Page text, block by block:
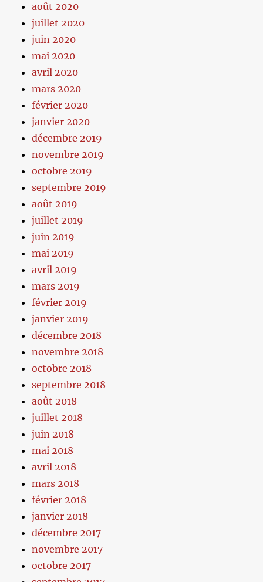
août 2020
juillet 2020
juin 2020
mai 2020
avril 2020
mars 2020
février 2020
janvier 2020
décembre 2019
novembre 2019
octobre 2019
septembre 2019
août 2019
juillet 2019
juin 2019
mai 2019
avril 2019
mars 2019
février 2019
janvier 2019
décembre 2018
novembre 2018
octobre 2018
septembre 2018
août 2018
juillet 2018
juin 2018
mai 2018
avril 2018
mars 2018
février 2018
janvier 2018
décembre 2017
novembre 2017
octobre 2017